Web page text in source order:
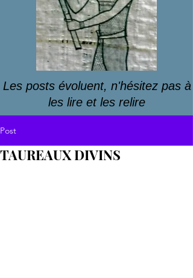
Les posts évoluent, n'hésitez pas à
les lire et les relire
Post
TAUREAUX DIVINS